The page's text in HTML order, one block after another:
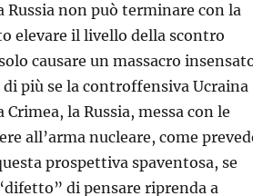
non può terminare con la
elevare il livello della scontro
causare un massacro
più se la controffensiva Ucraina
la Russia, messa con le
all’arma nucleare, come
prospettiva spaventosa, se
di pensare riprenda a